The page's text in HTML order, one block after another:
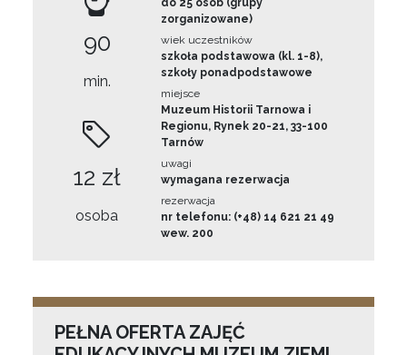
90
min.
12 zł
osoba
do 25 osób (grupy
zorganizowane)
wiek uczestników
szkoła podstawowa (kl. 1-8),
szkoły ponadpodstawowe
miejsce
Muzeum Historii Tarnowa i
Regionu, Rynek 20-21, 33-100
Tarnów
uwagi
wymagana rezerwacja
rezerwacja
nr telefonu: (+48) 14 621 21 49
wew. 200
PEŁNA OFERTA ZAJĘĆ